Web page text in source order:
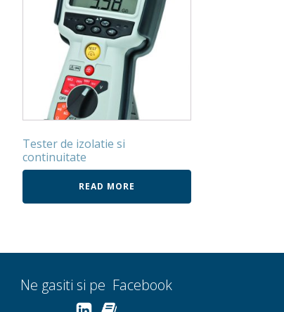
Tester de izolatie si
continuitate
READ MORE
Ne gasiti si pe Facebook